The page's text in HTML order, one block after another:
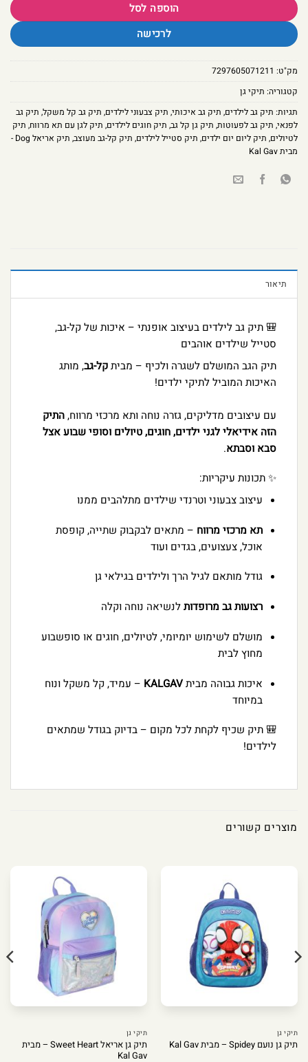
הוספה לסל
לרכישה
מק"ט: 7297605071211
קטגוריה: תיקי גן
תגיות: תיק גב לילדים, תיק גב איכותי, תיק צבעוני לילדים, תיק גב קל משקל, תיק גב
לפנאי, תיק גב לפעוטות, תיק גן קל גב, תיק חוגים לילדים, תיק לגן עם תא מרווח, תיק
לטיולים, תיק ליום יום ילדים, תיק סטייל לילדים, תיק קל-גב מעוצב,
תיק אריאל Dog -
מבית Kal Gav
תיאור
🎒 תיק גב לילדים בעיצוב אופנתי – איכות של קל-גב,
סטייל שילדים אוהבים
תיק הגב המושלם לשגרה ולכיף – מביתקל-גב, מותג
האיכות המוביל לתיקי ילדים!
עם עיצובים מדליקים, גזרה נוחה ותא מרכזי מרווח,התיק
הזה אידיאלי לגני ילדים, חוגים, טיולים וסופי שבוע אצל
סבא וסבתא.
✨ תכונות עיקריות:
עיצוב צבעוני וטרנדי שילדים מתלהבים ממנו
תא מרכזי מרווח – מתאים לבקבוק שתייה, קופסת
אוכל, צעצועים, בגדים ועוד
גודל מותאם לגיל הרך ולילדים בגילאי גן
רצועות גב מרופדותלנשיאה נוחה וקלה
מושלם לשימוש יומיומי, לטיולים, חוגים או סופשבוע
מחוץ לבית
איכות גבוהה מביתKALGAV – עמיד, קל משקל ונוח
במיוחד
🎒 תיק שכיף לקחת לכל מקום – בדיוק בגודל שמתאים
לילדים!
מוצרים קשורים
תיקי גן
תיק גן נועם Spidey – מבית Kal Gav
תיקי גן
תיק גן אריאל Sweet Heart – מבית
Kal Gav